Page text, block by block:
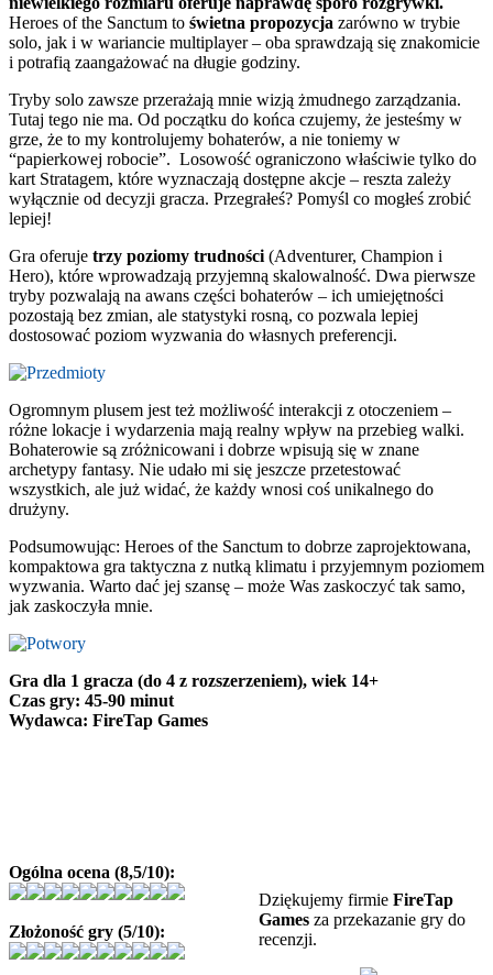
Heroes of the Sanctum to świetna propozycja zarówno w trybie
solo, jak i w wariancie multiplayer – oba sprawdzają się znakomicie
i potrafią zaangażować na długie godziny.
Tryby solo zawsze przerażają mnie wizją żmudnego zarządzania.
Tutaj tego nie ma. Od początku do końca czujemy, że jesteśmy w
grze, że to my kontrolujemy bohaterów, a nie toniemy w
“papierkowej robocie”. Losowość ograniczono właściwie tylko do
kart Stratagem, które wyznaczają dostępne akcje – reszta zależy
wyłącznie od decyzji gracza. Przegrałeś? Pomyśl co mogłeś zrobić
lepiej!
Gra oferuje trzy poziomy trudności (Adventurer, Champion i
Hero), które wprowadzają przyjemną skalowalność. Dwa pierwsze
tryby pozwalają na awans części bohaterów – ich umiejętności
pozostają bez zmian, ale statystyki rosną, co pozwala lepiej
dostosować poziom wyzwania do własnych preferencji.
Ogromnym plusem jest też możliwość interakcji z otoczeniem –
różne lokacje i wydarzenia mają realny wpływ na przebieg walki.
Bohaterowie są zróżnicowani i dobrze wpisują się w znane
archetypy fantasy. Nie udało mi się jeszcze przetestować
wszystkich, ale już widać, że każdy wnosi coś unikalnego do
drużyny.
Podsumowując: Heroes of the Sanctum to dobrze zaprojektowana,
kompaktowa gra taktyczna z nutką klimatu i przyjemnym poziomem
wyzwania. Warto dać jej szansę – może Was zaskoczyć tak samo,
jak zaskoczyła mnie.
Gra dla 1 gracza (do 4 z rozszerzeniem), wiek 14+
Czas gry: 45-90 minut
Wydawca: FireTap Games
Dziękujemy firmie FireTap
Games za przekazanie gry do
recenzji.
Ogólna ocena (8,5/10):
Złożoność gry (5/10):